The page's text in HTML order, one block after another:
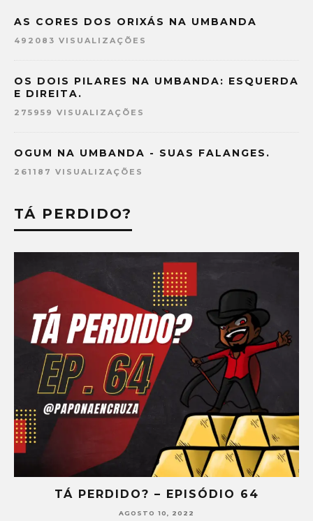
AS CORES DOS ORIXÁS NA UMBANDA
492083 VISUALIZAÇÕES
OS DOIS PILARES NA UMBANDA: ESQUERDA
E DIREITA.
275959 VISUALIZAÇÕES
OGUM NA UMBANDA - SUAS FALANGES.
261187 VISUALIZAÇÕES
TÁ PERDIDO?
TÁ PERDIDO? – EPISÓDIO 64
AGOSTO 10, 2022